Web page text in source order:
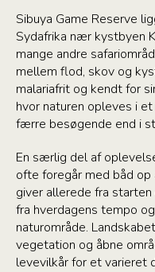
Sibuya Game Reserve
Sydafrika nær kystbyen
mange andre
mellem flod, skov og
malariafrit og kendt for
hvor naturen opleves i
færre besøgende end i
En særlig del af
ofte foregår med båd
giver allerede fra
fra hverdagens tempo
naturområde.
vegetation og åbne
levevilkår for et varieret